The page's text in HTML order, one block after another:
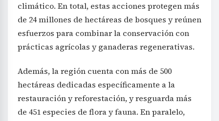
climático. En total, estas acciones protegen más
de 24 millones de hectáreas de bosques y reúnen
esfuerzos para combinar la conservación con
prácticas agrícolas y ganaderas regenerativas.
Además, la región cuenta con más de 500
hectáreas dedicadas específicamente a la
restauración y reforestación, y resguarda más
de 451 especies de flora y fauna. En paralelo,